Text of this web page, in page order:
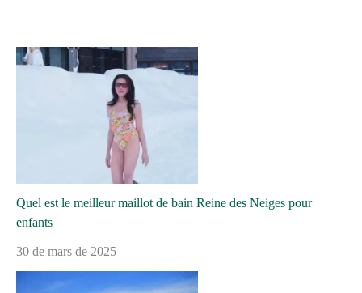
Quel est le meilleur maillot de bain Reine des Neiges pour
enfants
30 de mars de 2025